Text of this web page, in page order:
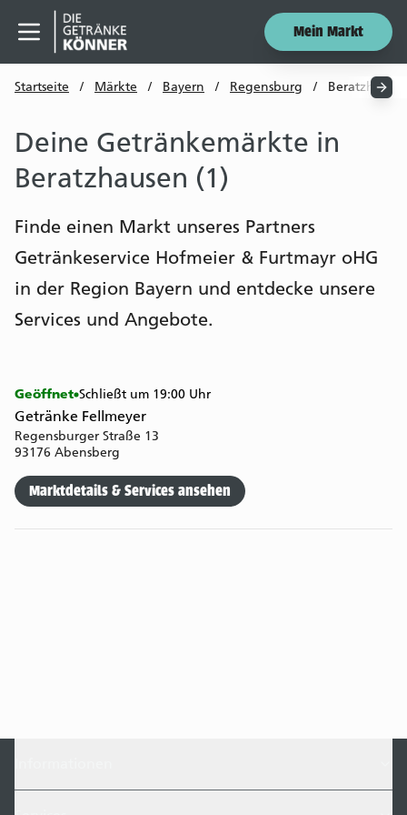
Menü öffnen
Mein Markt
Startseite / Märkte / Bayern / Regensburg /
Deine Getränkemärkte in
Beratzhausen (1)
Finde einen Markt unseres Partners
Getränkeservice Hofmeier & Furtmayr oHG
in der Region Bayern und entdecke unsere
Services und Angebote.
Geöffnet Schließt um 19:00 Uhr
Getränke Fellmeyer
Regensburger Straße 13
93176 Abensberg
Marktdetails & Services ansehen